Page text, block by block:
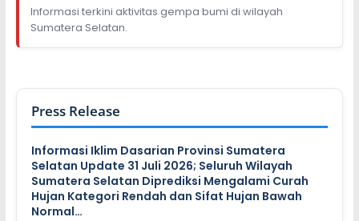
Informasi terkini aktivitas gempa bumi di wilayah
Sumatera Selatan.
Press Release
Informasi Iklim Dasarian Provinsi Sumatera
Selatan Update 31 Juli 2026; Seluruh Wilayah
Sumatera Selatan Diprediksi Mengalami Curah
Hujan Kategori Rendah dan Sifat Hujan Bawah
Normal…